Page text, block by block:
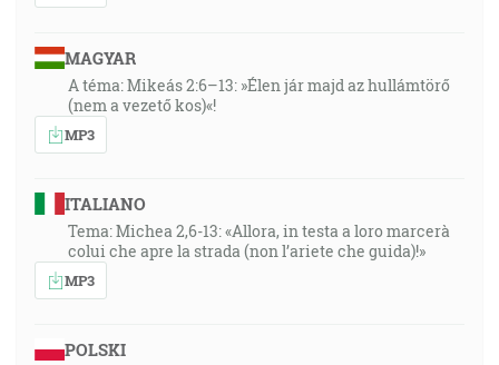
MAGYAR
A téma: Mikeás 2:6–13: »Élen jár majd az hullámtörő
(nem a vezető kos)«!
MP3
ITALIANO
Tema: Michea 2,6-13: «Allora, in testa a loro marcerà
colui che apre la strada (non l’ariete che guida)!»
MP3
POLSKI